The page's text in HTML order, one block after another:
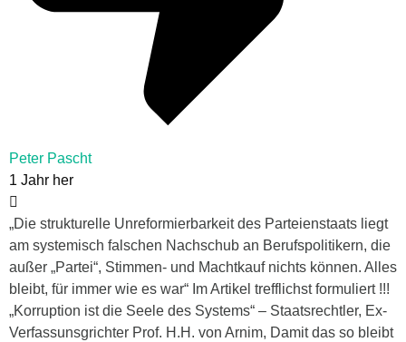
Peter Pascht
1 Jahr her
„Die strukturelle Unreformierbarkeit des Parteienstaats liegt
am systemisch falschen Nachschub an Berufspolitikern, die
außer „Partei“, Stimmen- und Machtkauf nichts können. Alles
bleibt, für immer wie es war“ Im Artikel trefflichst formuliert !!!
„Korruption ist die Seele des Systems“ – Staatsrechtler, Ex-
Verfassunsgrichter Prof. H.H. von Arnim, Damit das so bleibt